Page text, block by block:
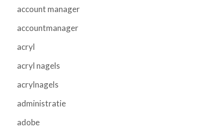
account manager
accountmanager
acryl
acryl nagels
acrylnagels
administratie
adobe